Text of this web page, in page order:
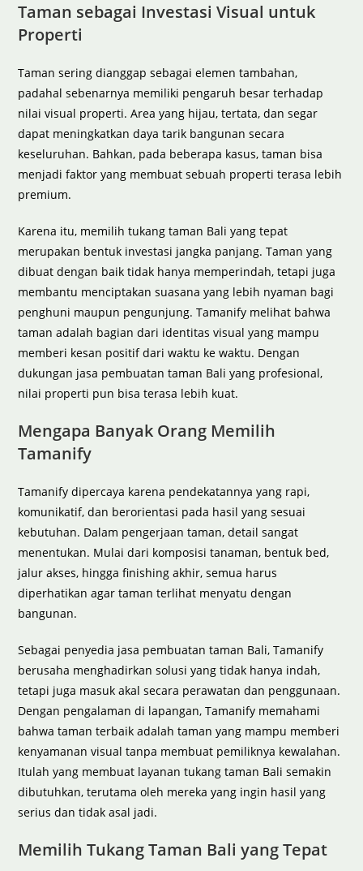
Taman sebagai Investasi Visual untuk
Properti
Taman sering dianggap sebagai elemen tambahan,
padahal sebenarnya memiliki pengaruh besar terhadap
nilai visual properti. Area yang hijau, tertata, dan segar
dapat meningkatkan daya tarik bangunan secara
keseluruhan. Bahkan, pada beberapa kasus, taman bisa
menjadi faktor yang membuat sebuah properti terasa lebih
premium.
Karena itu, memilih tukang taman Bali yang tepat
merupakan bentuk investasi jangka panjang. Taman yang
dibuat dengan baik tidak hanya memperindah, tetapi juga
membantu menciptakan suasana yang lebih nyaman bagi
penghuni maupun pengunjung. Tamanify melihat bahwa
taman adalah bagian dari identitas visual yang mampu
memberi kesan positif dari waktu ke waktu. Dengan
dukungan jasa pembuatan taman Bali yang profesional,
nilai properti pun bisa terasa lebih kuat.
Mengapa Banyak Orang Memilih
Tamanify
Tamanify dipercaya karena pendekatannya yang rapi,
komunikatif, dan berorientasi pada hasil yang sesuai
kebutuhan. Dalam pengerjaan taman, detail sangat
menentukan. Mulai dari komposisi tanaman, bentuk bed,
jalur akses, hingga finishing akhir, semua harus
diperhatikan agar taman terlihat menyatu dengan
bangunan.
Sebagai penyedia jasa pembuatan taman Bali, Tamanify
berusaha menghadirkan solusi yang tidak hanya indah,
tetapi juga masuk akal secara perawatan dan penggunaan.
Dengan pengalaman di lapangan, Tamanify memahami
bahwa taman terbaik adalah taman yang mampu memberi
kenyamanan visual tanpa membuat pemiliknya kewalahan.
Itulah yang membuat layanan tukang taman Bali semakin
dibutuhkan, terutama oleh mereka yang ingin hasil yang
serius dan tidak asal jadi.
Memilih Tukang Taman Bali yang Tepat